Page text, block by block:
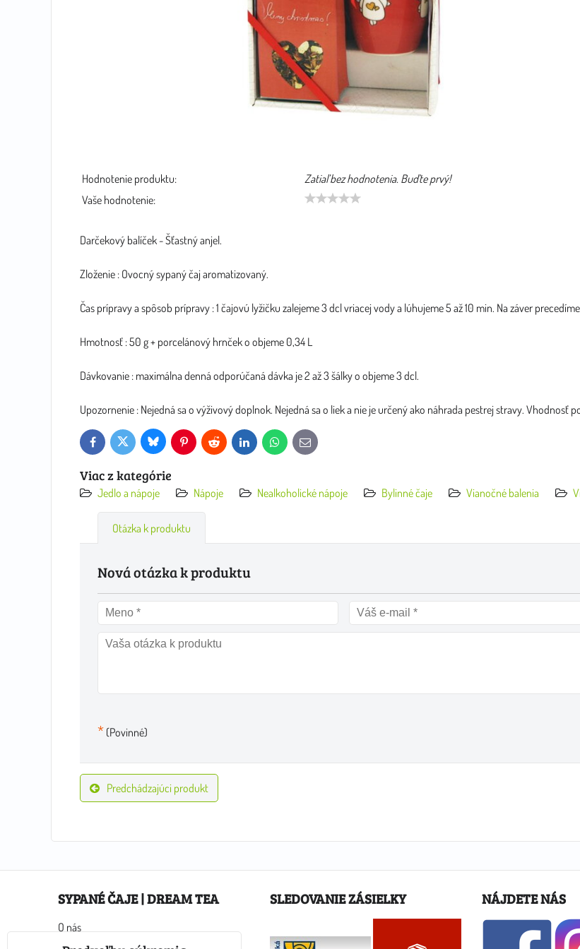
Hodnotenie produktu:
Zatiaľ bez hodnotenia. Buďte prvý!
Vaše hodnotenie:
Darčekový balíček - Šťastný anjel.
Zloženie : Ovocný sypaný čaj aromatizovaný.
Čas prípravy a spôsob prípravy : 1 čajovú lyžičku zalejeme 3 dcl vriacej vody a lúhujeme 5 až 10 min. Na záver
Hmotnosť : 50 g + porcelánový hrnček o objeme 0,34 L
Dávkovanie : maximálna denná odporúčaná dávka je 2 až 3 šálky o objeme 3 dcl.
Upozornenie : Nejedná sa o výživový doplnok. Nejedná sa o liek a nie je určený ako náhrada pestrej stravy. Vhodnosť
FacebookTwitter Bluesky PinterestReddit LinkedInWhatsApp
E-
mail
Viac z kategórie
Jedlo a nápoje Nápoje Nealkoholické nápoje Bylinné čaje Vianočné balenia
Otázka k produktu
Nová otázka k produktu
* (Povinné)
Predchádzajúci produkt
SYPANÉ ČAJE | DREAM TEA
O nás
Ako nakupovať
SLEDOVANIE ZÁSIELKY NÁJDETE NÁS